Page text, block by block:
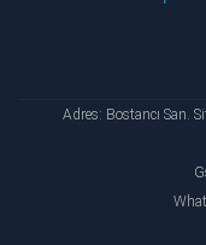
Adres: Bostancı San.